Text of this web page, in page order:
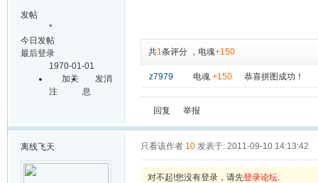
发帖
*
今日发帖
最后登录
1970-01-01
加关
注
发消
息
共1条评分 ， 电魂+150
z7979 电魂 +150 恭喜拼图成功！
回复 举报
离线飞天 只看该作者 10 发表于: 2011-09-10 14:13:42
对不起!您没有登录，请先登录论坛.